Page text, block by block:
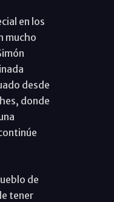
en los
mucho
desde
donde
de
tener